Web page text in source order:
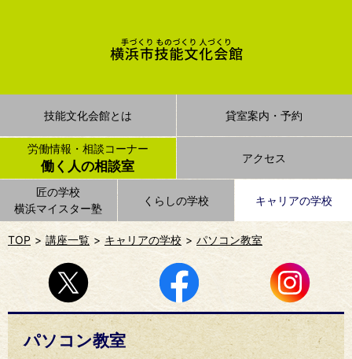
技能文化会館とは 貸室案内・予約
労働情報・相談コーナー
働く人の相談室
匠の学校
横浜マイスター塾
くらしの学校 キャリアの学校
アクセス
TOP 講座一覧 キャリアの学校 パソコン教室
パソコン教室